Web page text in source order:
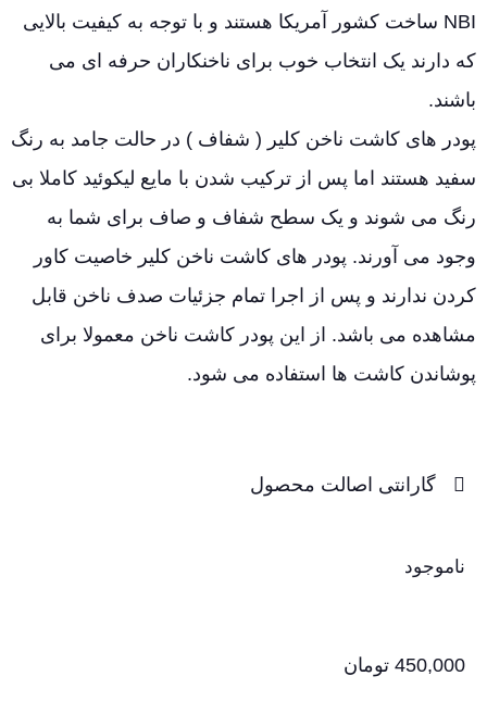
NBI ساخت کشور آمریکا هستند و با توجه به کیفیت بالایی
که دارند یک انتخاب خوب برای ناخنکاران حرفه ای می
باشند.
پودر های کاشت ناخن کلیر ( شفاف ) در حالت جامد به رنگ
سفید هستند اما پس از ترکیب شدن با مایع لیکوئید کاملا بی
رنگ می شوند و یک سطح شفاف و صاف برای شما به
وجود می آورند. پودر های کاشت ناخن کلیر خاصیت کاور
کردن ندارند و پس از اجرا تمام جزئیات صدف ناخن قابل
مشاهده می باشد. از این پودر کاشت ناخن معمولا برای
پوشاندن کاشت ها استفاده می شود.
گارانتی اصالت محصول
ناموجود
450,000 تومان